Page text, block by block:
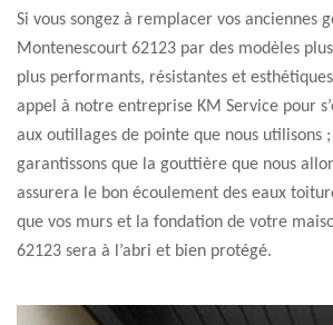
Si vous songez à remplacer vos anciennes
Montenescourt 62123 par des modèles
plus performants, résistantes et
appel à notre entreprise KM Service pour
aux outillages de pointe que nous utilisons ;
garantissons que la gouttière que nous
assurera le bon écoulement des eaux
que vos murs et la fondation de votre
62123 sera à l’abri et bien protégé.